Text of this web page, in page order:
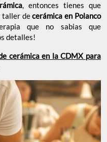
, entonces tienes que
taller decerámica en Polanco
que no sabias que
detalles!
cerámica en la CDMX para